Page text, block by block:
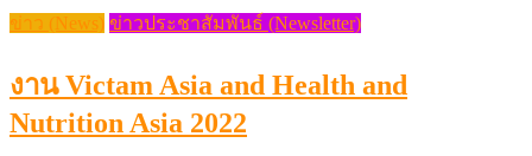
ข่าว (News) ข่าวประชาสัมพันธ์ (Newsletter)
งาน Victam Asia and Health and
Nutrition Asia 2022